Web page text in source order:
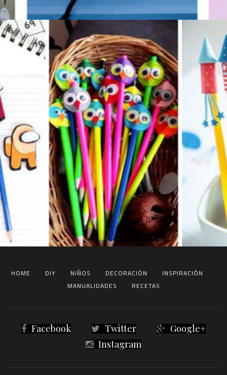
HOME DIY NIÑOS DECORACIÓN
INSPIRACIÓN
MANUALIDADES
RECETAS
Facebook Twitter
Google+
Instagram